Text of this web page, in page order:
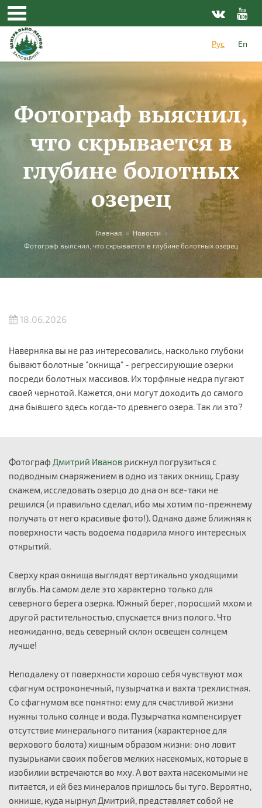
Перейти к основному содержанию
Рус
En
Фотограф выяснил,
что скрывается в
глубине болотных
озерец
Вы здесь Главная » Новости »
Фотограф выяснил, что скрывается в глубине болотных озерец
18.06.2026
Наверняка вы не раз интересовались, насколько глубоки
бывают болотные "окнища" - регрессирующие озерки
посреди болотных массивов. Их торфяные недра пугают
своей чернотой. Кажется, они могут доходить до самого
дна бывшего здесь когда-то древнего озера. Так ли это?
Фотограф Дмитрий Иванов рискнул погрузиться с
подводным снаряжением в одно из таких окнищ. Сразу
скажем, исследовать озерцо до дна он все-таки не
решился (и правильно сделал, ибо мы хотим по-прежнему
получать от него красивые фото!). Однако даже ближняя к
поверхности часть водоема подарила много интересных
открытий.
Сверху края окнища выглядят вертикально уходящими
вглубь. На самом деле это характерно только для
северного берега озерка. Южный берег, поросший мхом и
другой растительностью, спускается вниз полого. Что
неожиданно, ведь северный склон освещен солнцем
лучше!
Неподалеку от поверхности хорошо себя чувствуют мох
сфагнум остроконечный, пузырчатка и вахта трехлистная.
Со сфагнумом все понятно: ему для счастливой жизни
нужны только солнце и вода. Пузырчатка компенсирует
отсутствие минерального питания (характерное для
верхового болота) хищным образом жизни: оно ловит
пузырьками своих побегов мелких насекомых, которые в
изобилии встречаются во мху. А вот вахта насекомыми не
питается, и ей без минералов пришлось бы туго. Вероятно,
окнище, куда нырнул Дмитрий, представляет собой не